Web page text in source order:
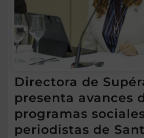
Directora de
presenta avances
programas
periodistas de